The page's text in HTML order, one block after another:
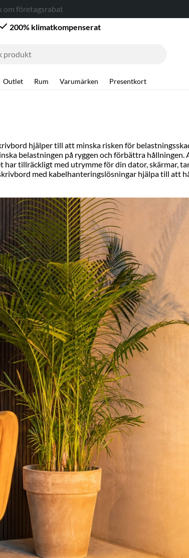
företagsrabatt* →
200% klimatkompenserat
Outlet Rum Varumärken
Presentkort
hjälper till att minska risken för
belastningen på ryggen och förbättra hållningen.
tillräckligt med utrymme för din dator, skärmar,
med kabelhanteringslösningar hjälpa till att